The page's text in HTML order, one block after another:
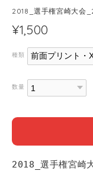
2018_選手権宮崎大会
¥1,500
種類
数量
2018_選手権宮崎